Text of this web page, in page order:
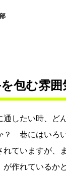
包む雰囲
通したい時、ど
？ 巷にはいろ
れていますが、
作れているか